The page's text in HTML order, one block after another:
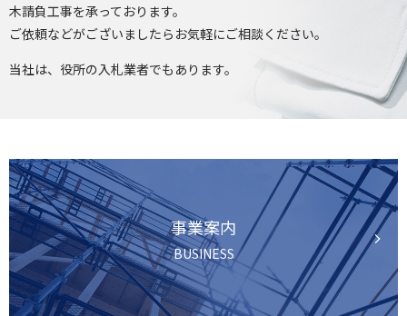
木請負工事を承っております。
ご依頼などがございましたらお気軽にご相談ください。
当社は、役所の入札業者でもあります。
事業案内
BUSINESS